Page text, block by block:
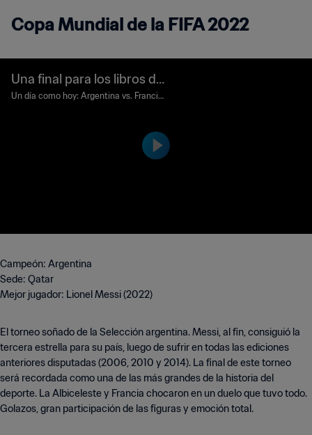
Copa Mundial de la FIFA 2022
Una final para los libros de
historia
Un día como hoy: Argentina vs. Francia,
Campeón: Argentina
Sede: Qatar
Mejor jugador: Lionel Messi (2022)
El torneo soñado de la Selección argentina. Messi, al fin, consiguió la
tercera estrella para su país, luego de sufrir en todas las ediciones
anteriores disputadas (2006, 2010 y 2014). La final de este torneo
será recordada como una de las más grandes de la historia del
deporte. La Albiceleste y Francia chocaron en un duelo que tuvo todo.
Golazos, gran participación de las figuras y emoción total.